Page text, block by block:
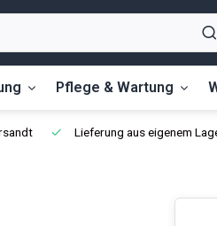
Pflege & Wartung
Lieferung aus eigenem